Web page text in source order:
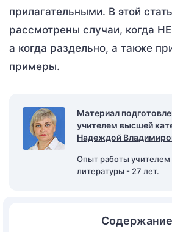
прилагательными. В этой
рассмотрены случаи, когда
а когда раздельно, а также
примеры.
Материал
учителем высшей
Надеждой
Опыт работы учителем
литературы - 27 лет.
Содержание